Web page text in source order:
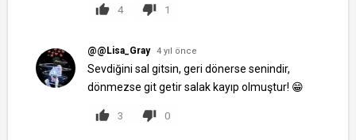
4 1
@@Lisa_Gray 4 yıl önce
Sevdiğini sal gitsin, geri dönerse senindir,
dönmezse git getir salak kayıp olmuştur! 😁
3 0